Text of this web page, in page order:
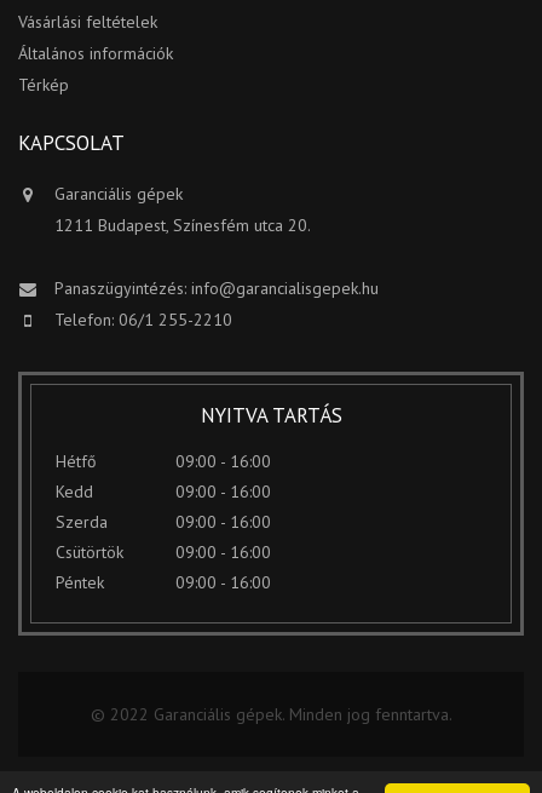
Vásárlási feltételek
Általános információk
Térkép
KAPCSOLAT
Garanciális gépek
1211 Budapest, Színesfém utca 20.
Panaszügyintézés: info@garancialisgepek.hu
Telefon: 06/1 255-2210
NYITVA TARTÁS
Hétfő
09:00 - 16:00
Kedd
09:00 - 16:00
Szerda
09:00 - 16:00
Csütörtök
09:00 - 16:00
Péntek
09:00 - 16:00
© 2022 Garanciális gépek. Minden jog fenntartva.